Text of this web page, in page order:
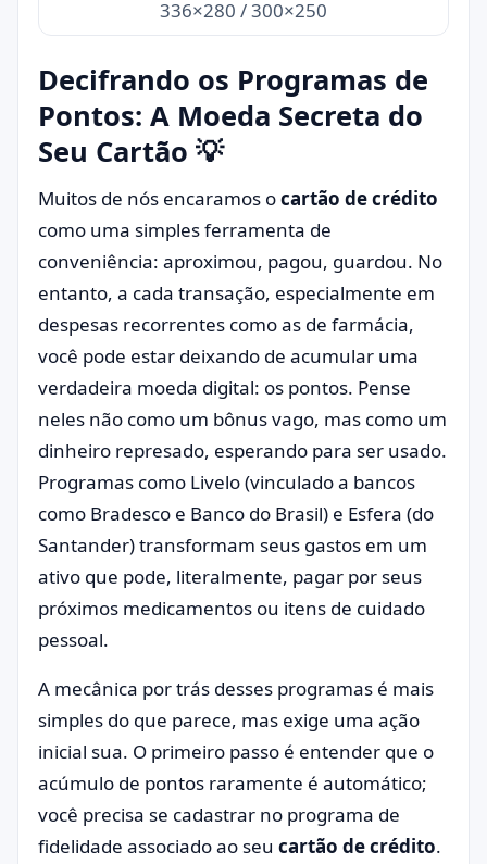
336×280 / 300×250
Decifrando os Programas de
Pontos: A Moeda Secreta do
Seu Cartão 💡
Muitos de nós encaramos ocartão de crédito
como uma simples ferramenta de
conveniência: aproximou, pagou, guardou. No
entanto, a cada transação, especialmente em
despesas recorrentes como as de farmácia,
você pode estar deixando de acumular uma
verdadeira moeda digital: os pontos. Pense
neles não como um bônus vago, mas como um
dinheiro represado, esperando para ser usado.
Programas como Livelo (vinculado a bancos
como Bradesco e Banco do Brasil) e Esfera (do
Santander) transformam seus gastos em um
ativo que pode, literalmente, pagar por seus
próximos medicamentos ou itens de cuidado
pessoal.
A mecânica por trás desses programas é mais
simples do que parece, mas exige uma ação
inicial sua. O primeiro passo é entender que o
acúmulo de pontos raramente é automático;
você precisa se cadastrar no programa de
fidelidade associado ao seu cartão de crédito.